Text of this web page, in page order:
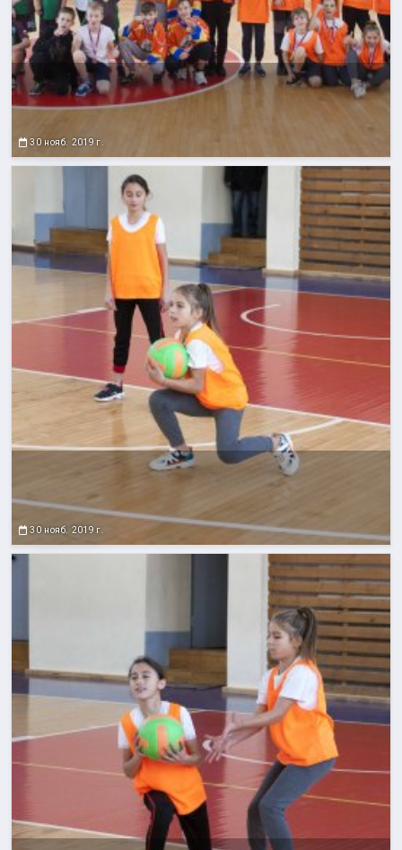
30 нояб. 2019 г.
30 нояб. 2019 г.